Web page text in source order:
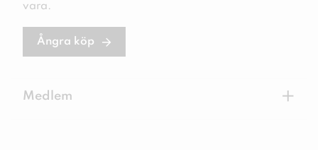
vara.
Ångra köp
Medlem +